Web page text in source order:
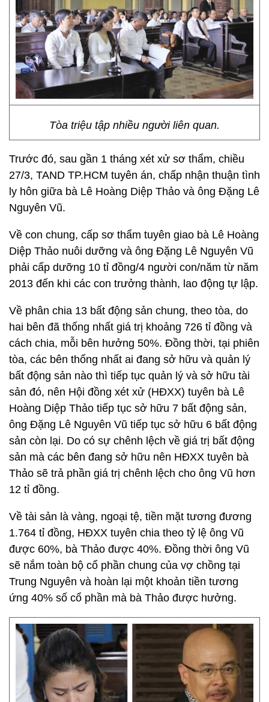
Tòa triệu tập nhiều người liên quan.
Trước đó, sau gần 1 tháng xét xử sơ thẩm, chiều
27/3, TAND TP.HCM tuyên án, chấp nhận thuận tình
ly hôn giữa bà Lê Hoàng Diệp Thảo và ông Đặng Lê
Nguyên Vũ.
Về con chung, cấp sơ thẩm tuyên giao bà Lê Hoàng
Diệp Thảo nuôi dưỡng và ông Đặng Lê Nguyên Vũ
phải cấp dưỡng 10 tỉ đồng/4 người con/năm từ năm
2013 đến khi các con trưởng thành, lao động tự lập.
Về phân chia 13 bất động sản chung, theo tòa, do
hai bên đã thống nhất giá trị khoảng 726 tỉ đồng và
cách chia, mỗi bên hưởng 50%. Đồng thời, tại phiên
tòa, các bên thống nhất ai đang sở hữu và quản lý
bất động sản nào thì tiếp tục quản lý và sở hữu tài
sản đó, nên Hội đồng xét xử (HĐXX) tuyên bà Lê
Hoàng Diệp Thảo tiếp tục sở hữu 7 bất động sản,
ông Đặng Lê Nguyên Vũ tiếp tục sở hữu 6 bất động
sản còn lại. Do có sự chênh lệch về giá trị bất động
sản mà các bên đang sở hữu nên HĐXX tuyên bà
Thảo sẽ trả phần giá trị chênh lệch cho ông Vũ hơn
12 tỉ đồng.
Về tài sản là vàng, ngoại tệ, tiền mặt tương đương
1.764 tỉ đồng, HĐXX tuyên chia theo tỷ lệ ông Vũ
được 60%, bà Thảo được 40%. Đồng thời ông Vũ
sẽ nắm toàn bộ cổ phần chung của vợ chồng tại
Trung Nguyên và hoàn lại một khoản tiền tương
ứng 40% số cổ phần mà bà Thảo được hưởng.